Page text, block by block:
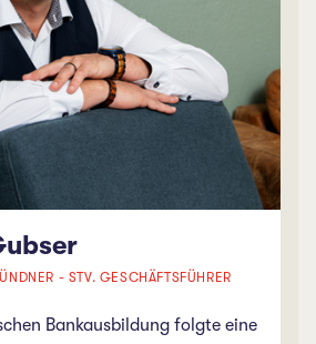
Als 3-faches Familienmami
dem Credo „mehr als nur
frischen Wind ins
- STV. GESCHÄFTSFÜHRER
Bankausbildung folgte eine